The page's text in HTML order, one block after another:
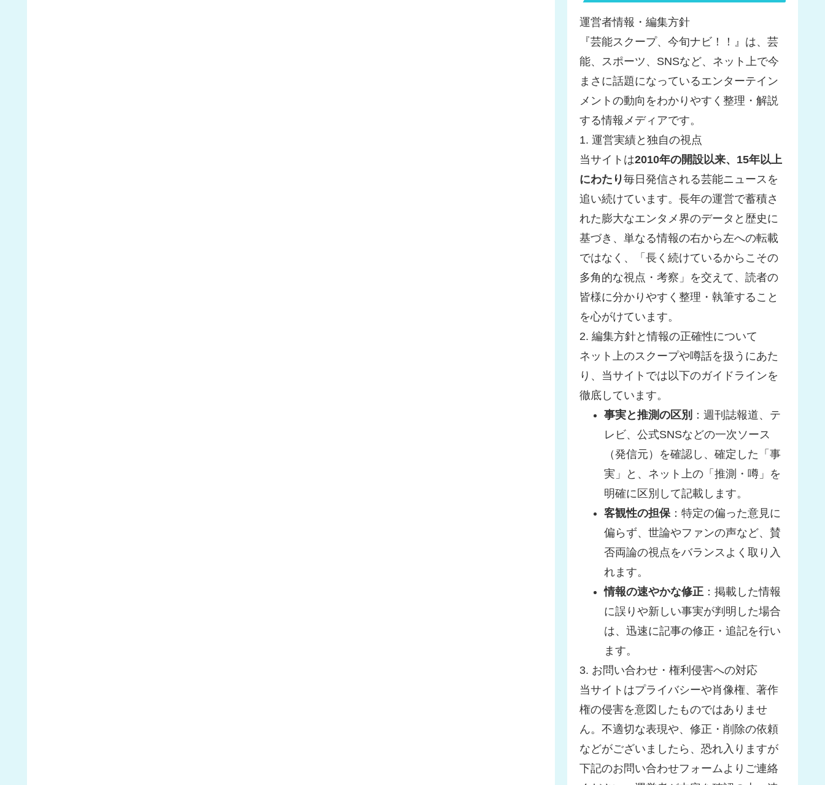
運営者情報・編集方針
『芸能スクープ、今旬ナビ！！』は、芸
能、スポーツ、SNSなど、ネット上で今
まさに話題になっているエンターテイン
メントの動向をわかりやすく整理・解説
する情報メディアです。
1. 運営実績と独自の視点
当サイトは2010年の開設以来、15年以上
にわたり毎日発信される芸能ニュースを
追い続けています。長年の運営で蓄積さ
れた膨大なエンタメ界のデータと歴史に
基づき、単なる情報の右から左への転載
ではなく、「長く続けているからこその
多角的な視点・考察」を交えて、読者の
皆様に分かりやすく整理・執筆すること
を心がけています。
2. 編集方針と情報の正確性について
ネット上のスクープや噂話を扱うにあた
り、当サイトでは以下のガイドラインを
徹底しています。
事実と推測の区別 ：週刊誌報道、テ
レビ、公式SNSなどの一次ソース
（発信元）を確認し、確定した「事
実」と、ネット上の「推測・噂」を
明確に区別して記載します。
客観性の担保 ：特定の偏った意見に
偏らず、世論やファンの声など、賛
否両論の視点をバランスよく取り入
れます。
情報の速やかな修正 ：掲載した情報
に誤りや新しい事実が判明した場合
は、迅速に記事の修正・追記を行い
ます。
3. お問い合わせ・権利侵害への対応
当サイトはプライバシーや肖像権、著作
権の侵害を意図したものではありませ
ん。不適切な表現や、修正・削除の依頼
などがございましたら、恐れ入りますが
下記のお問い合わせフォームよりご連絡